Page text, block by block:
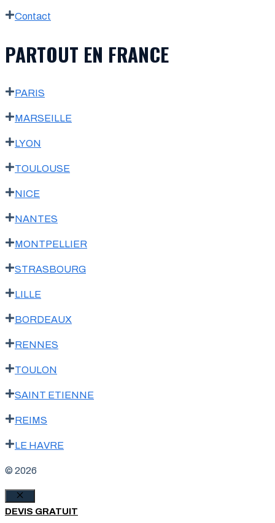
Contact
PARTOUT EN FRANCE
PARIS
MARSEILLE
LYON
TOULOUSE
NICE
NANTES
MONTPELLIER
STRASBOURG
LILLE
BORDEAUX
RENNES
TOULON
SAINT ETIENNE
REIMS
LE HAVRE
© 2026
Fermer
DEVIS GRATUIT